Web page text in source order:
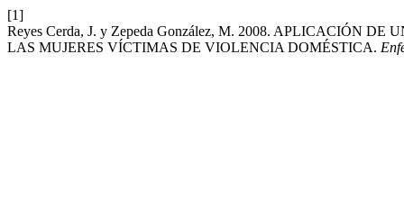
[1]
Reyes Cerda, J. y Zepeda González, M. 2008. APLICACIÓN
LAS MUJERES VÍCTIMAS DE VIOLENCIA DOMÉSTICA.